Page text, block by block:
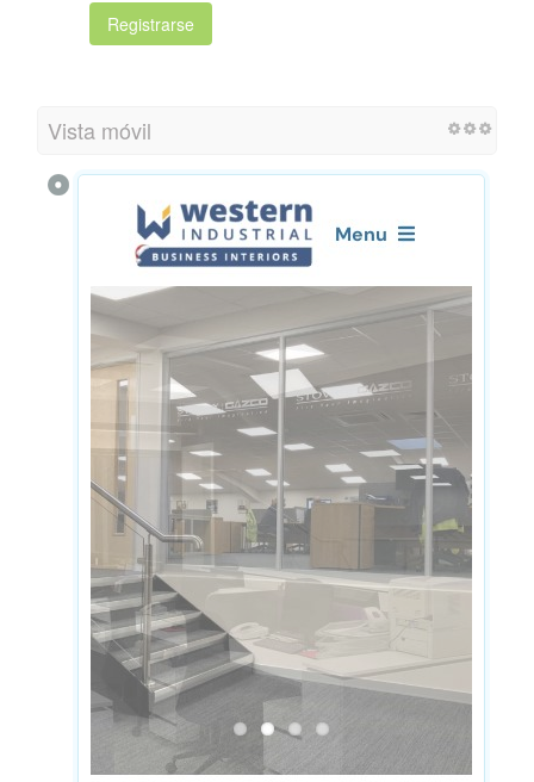
Registrarse
Vista móvil